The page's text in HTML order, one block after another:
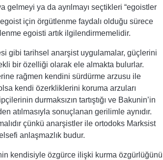
gelmeyi ya da ayrılmayı seçtikleri “egoistler
için örgütlenme faydalı olduğu sürece
egoisti artık ilgilendirmemelidir.
gibi tarihsel anarşist uygulamalar, güçlerini
bir özelliği olarak ele almakta bulurlar.
rağmen kendini sürdürme arzusu ile
kendi özerkliklerini koruma arzuları
durmaksızın tartıştığı ve Bakunin’in
atılmasıyla sonuçlanan gerilimle aynıdır.
çünkü anarşistler ile ortodoks Marksist
anlaşmazlık budur.
kendisiyle özgürce ilişki kurma özgürlüğünü